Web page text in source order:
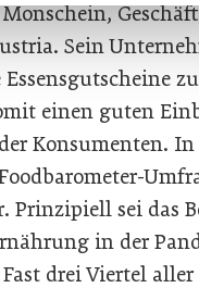
Sein
Essensgutscheine
einen guten
Konsumenten.
Prinzipiell sei das
in der
drei Viertel